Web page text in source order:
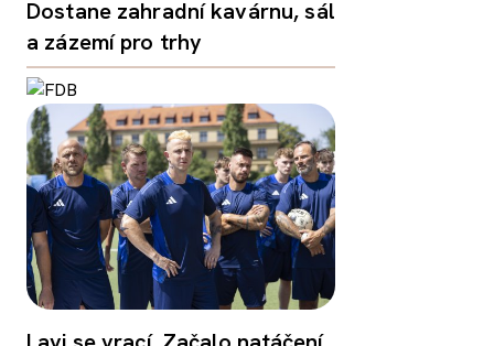
Dostane zahradní kavárnu, sál
a zázemí pro trhy